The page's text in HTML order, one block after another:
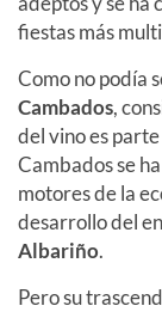
fiestas más
Como no podía
Cambados,
del vino es
Cambados se
motores de la
desarrollo del
Albariño.
Pero su